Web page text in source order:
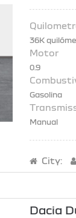
36K
0.9
Gasolina
Manual
City:
Dacia